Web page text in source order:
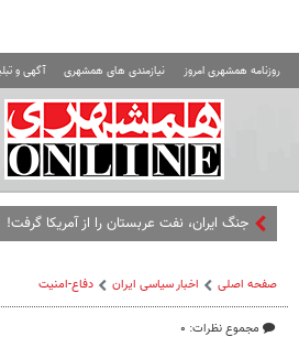
روزنامه همشهری امروز نیازمندی های همشهری آگهی و
جنگ ایران، نفت عربستان را از آمریکا گرفت!
صفحه اصلی اخبار سیاسی ایران دفاع-امنیت
مجموع نظرات: ۰